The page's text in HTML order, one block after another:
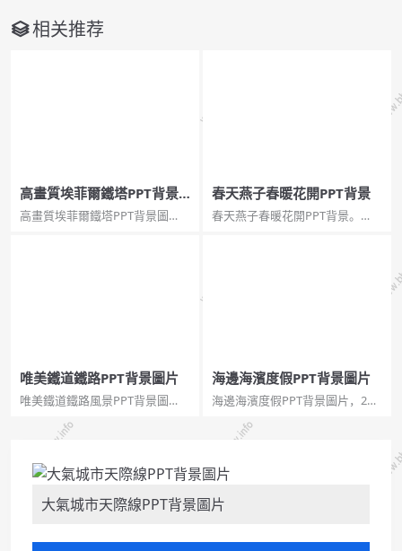
相关推荐
高畫質埃菲爾鐵塔PPT背景
圖片
高畫質埃菲爾鐵塔PPT背景圖
春天燕子春暖花開PPT背景
春天燕子春暖花開PPT背景。
唯美鐵道鐵路PPT背景圖片
唯美鐵道鐵路風景PPT背景圖
式。鐵路 鐵軌 在路上 LOMO風
格 唯美 幻燈片背景圖片。...
海邊海濱度假PPT背景圖片
海邊海濱度假PPT背景圖片，2頁
白雲大海沙灘躺椅太陽傘度假休
閒旅遊。...
大氣城市天際線PPT背景圖片